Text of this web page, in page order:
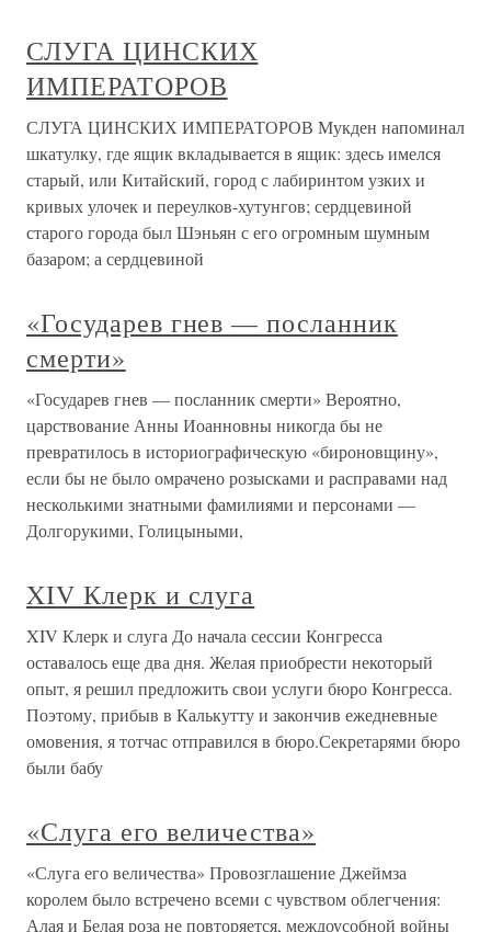
СЛУГА ЦИНСКИХ
ИМПЕРАТОРОВ
СЛУГА ЦИНСКИХ ИМПЕРАТОРОВ Мукден напоминал
шкатулку, где ящик вкладывается в ящик: здесь имелся
старый, или Китайский, город с лабиринтом узких и
кривых улочек и переулков-хутунгов; сердцевиной
старого города был Шэньян с его огромным шумным
базаром; а сердцевиной
«Государев гнев — посланник
смерти»
«Государев гнев — посланник смерти» Вероятно,
царствование Анны Иоанновны никогда бы не
превратилось в историографическую «бироновщину»,
если бы не было омрачено розысками и расправами над
несколькими знатными фамилиями и персонами —
Долгорукими, Голицыными,
XIV Клерк и слуга
XIV Клерк и слуга До начала сессии Конгресса
оставалось еще два дня. Желая приобрести некоторый
опыт, я решил предложить свои услуги бюро Конгресса.
Поэтому, прибыв в Калькутту и закончив ежедневные
омовения, я тотчас отправился в бюро.Секретарями бюро
были бабу
«Слуга его величества»
«Слуга его величества» Провозглашение Джеймза
королем было встречено всеми с чувством облегчения:
Алая и Белая роза не повторяется, междоусобной войны